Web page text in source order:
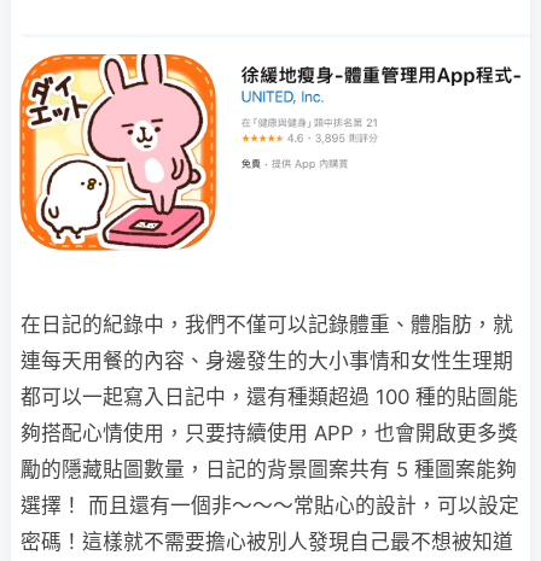
在日記的紀錄中，我們不僅可以記錄體重、體脂肪，就
連每天用餐的內容、身邊發生的大小事情和女性生理期
都可以一起寫入日記中，還有種類超過 100 種的貼圖能
夠搭配心情使用，只要持續使用 APP，也會開啟更多獎
勵的隱藏貼圖數量，日記的背景圖案共有 5 種圖案能夠
選擇！ 而且還有一個非～～～常貼心的設計，可以設定
密碼！這樣就不需要擔心被別人發現自己最不想被知道